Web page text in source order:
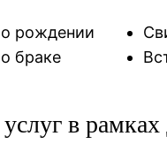
о рождении
браке
в рамках